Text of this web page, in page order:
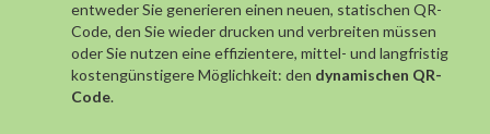
entweder Sie generieren einen neuen, statischen QR-
Code, den Sie wieder drucken und verbreiten müssen
oder Sie nutzen eine effizientere, mittel- und langfristig
kostengünstigere Möglichkeit: den dynamischen QR-
Code.